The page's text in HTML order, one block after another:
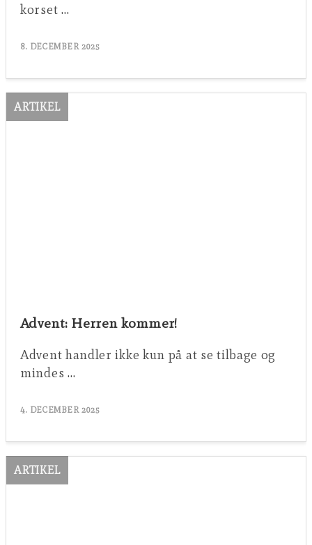
korset …
8. DECEMBER 2025
ARTIKEL
Advent: Herren kommer!
Advent handler ikke kun på at se tilbage og
mindes …
4. DECEMBER 2025
ARTIKEL